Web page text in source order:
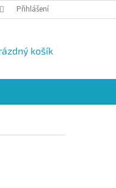
Přihlášení
košík